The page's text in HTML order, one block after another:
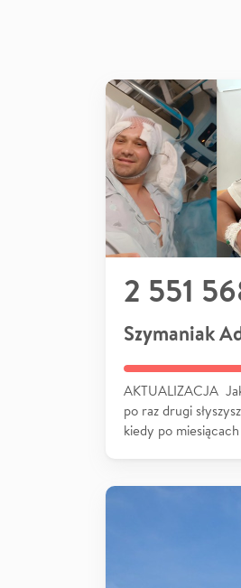
2 551
AKTUALIZACJA
po raz drugi
kiedy po